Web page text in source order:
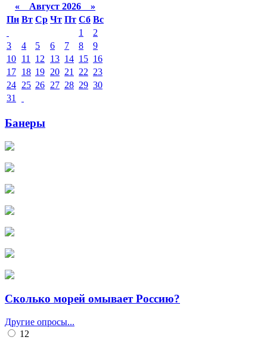
« Август 2026 »
Пн Вт Ср Чт Пт Сб Вс
1
2
3
4 5 6 7 8
9
10 11 12 13 14 15 16
17 18 19 20 21 22 23
24 25 26 27 28 29 30
31
Банеры
Сколько морей омывает Россию?
Другие опросы...
12